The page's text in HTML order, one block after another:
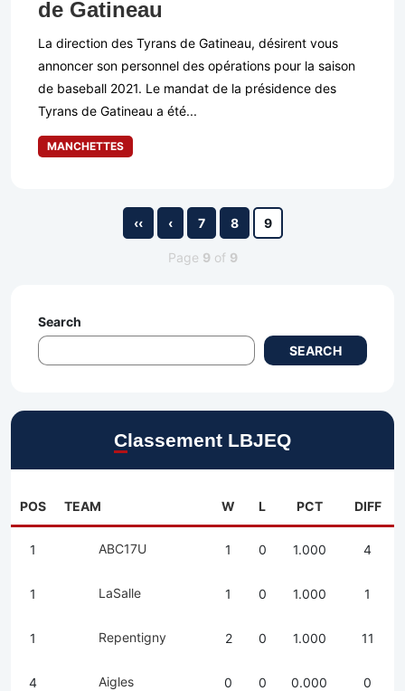
de Gatineau
La direction des Tyrans de Gatineau, désirent vous
annoncer son personnel des opérations pour la saison
de baseball 2021. Le mandat de la présidence des
Tyrans de Gatineau a été...
MANCHETTES
‹‹ ‹ 7 8 9
Page 9of 9
Search
SEARCH
Classement LBJEQ
POS TEAM W L PCT DIFF
1 ABC17U 1 0 1.000 4
1 LaSalle 1 0 1.000 1
1 Repentigny 2 0 1.000 11
4 Aigles 0 0 0.000 0